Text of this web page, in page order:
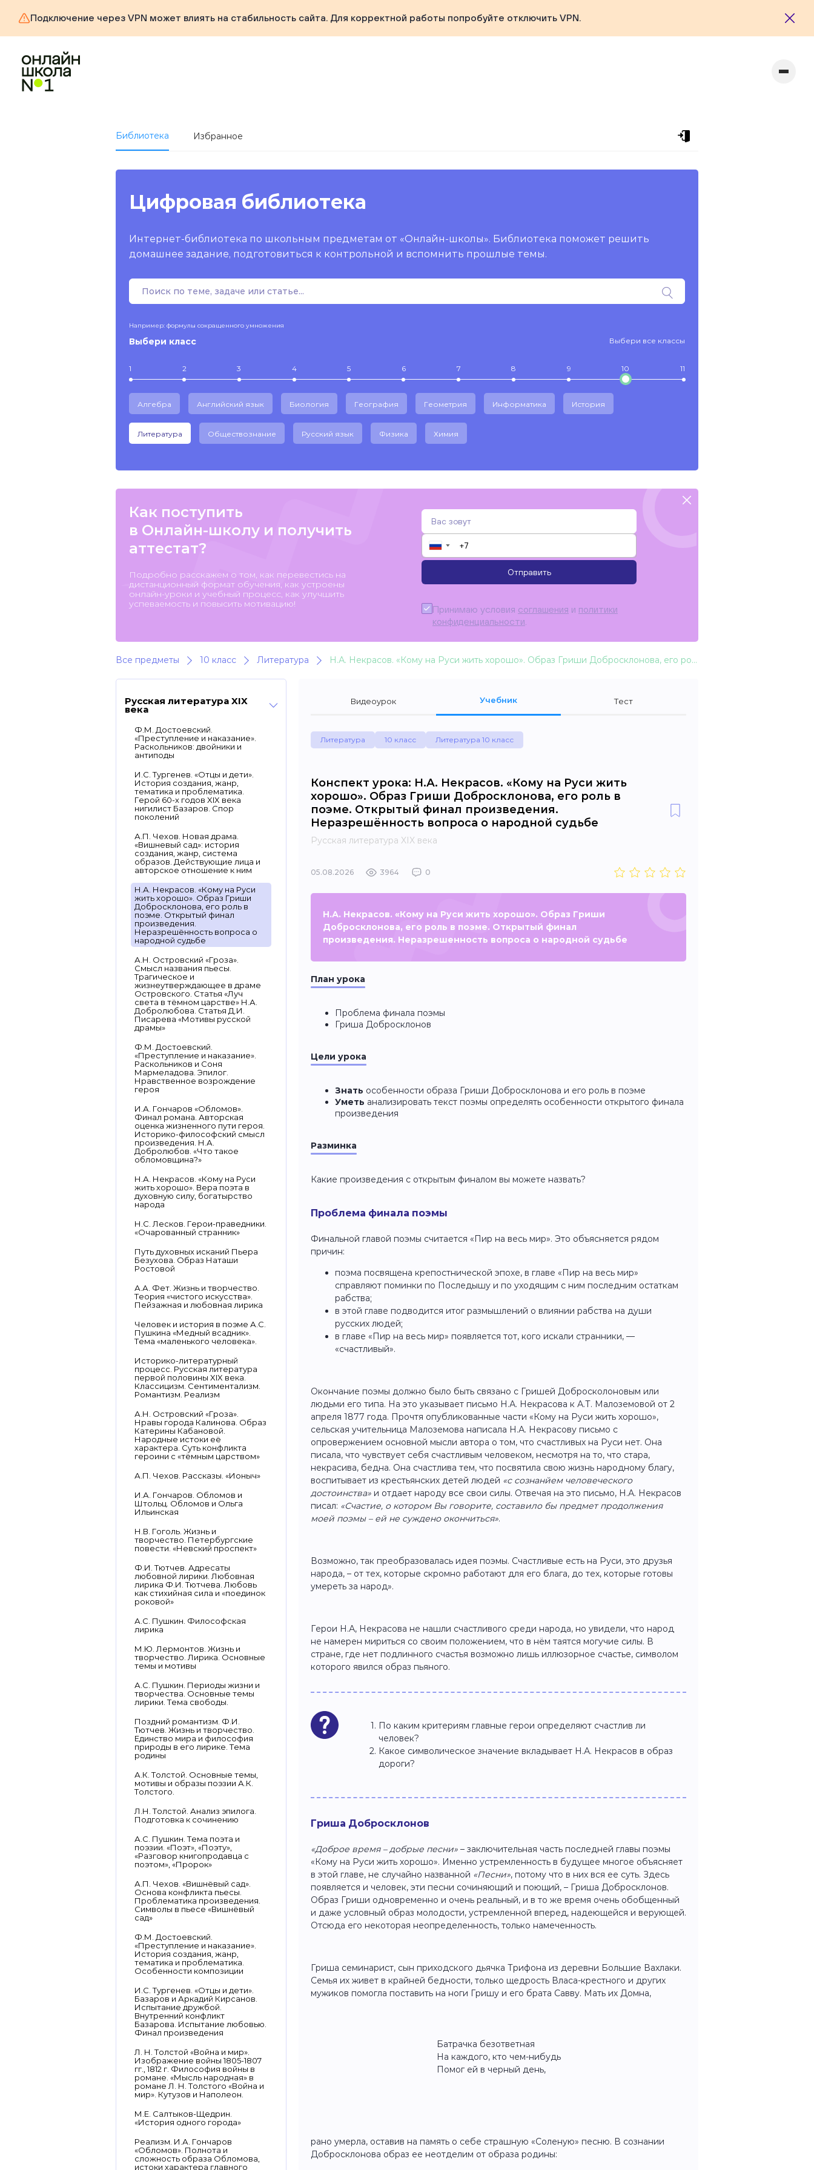
Подключение через VPN может влиять на стабильность сайта. Для корректной работы попробуйте отключить VPN.
Библиотека Избранное
Цифровая библиотека
Интернет-библиотека по школьным предметам от «Онлайн-школы». Библиотека поможет решить
домашнее задание, подготовиться к контрольной и вспомнить прошлые темы.
Например: формулы сокращенного умножения
Выбери класс Выбери все классы
1 2 3 4 5 6 7 8 9 10 11
Алгебра Английский язык Биология География Геометрия Информатика История
Литература Обществознание Русский язык Физика Химия
Как поступить
в Онлайн-школу и получить
аттестат?
Подробно расскажем о том, как перевестись на
дистанционный формат обучения, как устроены
онлайн-уроки и учебный процесс, как улучшить
успеваемость и повысить мотивацию!
▼
Отправить
Принимаю условия соглашения и политики
конфиденциальности
Все предметы 10 класс Литература Н.А. Некрасов. «Кому на Руси жить хорошо». Образ Гриши Добросклонова, его роль в поэме. Открытый финал произведения. Неразрешённость вопроса о народной судьбе
Русская литература XIX
века
Ф.М. Достоевский.
«Преступление и наказание».
Раскольников: двойники и
антиподы
И.С. Тургенев. «Отцы и дети».
История создания, жанр,
тематика и проблематика.
Герой 60-х годов XIX века
нигилист Базаров. Спор
поколений
А.П. Чехов. Новая драма.
«Вишневый сад»: история
создания, жанр, система
образов. Действующие лица и
авторское отношение к ним
Н.А. Некрасов. «Кому на Руси
жить хорошо». Образ Гриши
Добросклонова, его роль в
поэме. Открытый финал
произведения.
Неразрешённость вопроса о
народной судьбе
А.Н. Островский «Гроза».
Смысл названия пьесы.
Трагическое и
жизнеутверждающее в драме
Островского. Статья «Луч
света в тёмном царстве» Н.А.
Добролюбова. Статья Д.И.
Писарева «Мотивы русской
драмы»
Ф.М. Достоевский.
«Преступление и наказание».
Раскольников и Соня
Мармеладова. Эпилог.
Нравственное возрождение
героя
И.А. Гончаров «Обломов».
Финал романа. Авторская
оценка жизненного пути героя.
Историко-философский смысл
произведения. Н.А.
Добролюбов. «Что такое
обломовщина?»
Н.А. Некрасов. «Кому на Руси
жить хорошо». Вера поэта в
духовную силу, богатырство
народа
Н.С. Лесков. Герои-праведники.
«Очарованный странник»
Путь духовных исканий Пьера
Безухова. Образ Наташи
Ростовой
А.А. Фет. Жизнь и творчество.
Теория «чистого искусства».
Пейзажная и любовная лирика
Человек и история в поэме А.С.
Пушкина «Медный всадник».
Тема «маленького человека».
Историко-литературный
процесс. Русская литература
первой половины XIX века.
Классицизм. Сентиментализм.
Романтизм. Реализм
А.Н. Островский «Гроза».
Нравы города Калинова. Образ
Катерины Кабановой.
Народные истоки её
характера. Суть конфликта
героини с «тёмным царством»
А.П. Чехов. Рассказы. «Ионыч»
И.А. Гончаров. Обломов и
Штольц. Обломов и Ольга
Ильинская
Н.В. Гоголь. Жизнь и
творчество. Петербургские
повести. «Невский проспект»
Ф.И. Тютчев. Адресаты
любовной лирики. Любовная
лирика Ф.И. Тютчева. Любовь
как стихийная сила и «поединок
роковой»
А.С. Пушкин. Философская
лирика
М.Ю. Лермонтов. Жизнь и
творчество. Лирика. Основные
темы и мотивы
А.С. Пушкин. Периоды жизни и
творчества. Основные темы
лирики. Тема свободы.
Поздний романтизм. Ф.И.
Тютчев. Жизнь и творчество.
Единство мира и философия
природы в его лирике. Тема
родины
А.К. Толстой. Основные темы,
мотивы и образы поэзии А.К.
Толстого.
Л.Н. Толстой. Анализ эпилога.
Подготовка к сочинению
А.С. Пушкин. Тема поэта и
поэзии. «Поэт», «Поэту»,
«Разговор книгопродавца с
поэтом», «Пророк»
А.П. Чехов. «Вишнёвый сад».
Основа конфликта пьесы.
Проблематика произведения.
Символы в пьесе «Вишнёвый
сад»
Ф.М. Достоевский.
«Преступление и наказание».
История создания, жанр,
тематика и проблематика.
Особенности композиции
И.С. Тургенев. «Отцы и дети».
Базаров и Аркадий Кирсанов.
Испытание дружбой.
Внутренний конфликт
Базарова. Испытание любовью.
Финал произведения
Л. Н. Толстой «Война и мир».
Изображение войны 1805-1807
гг., 1812 г. Философия войны в
романе. «Мысль народная» в
романе Л. Н. Толстого «Война и
мир». Кутузов и Наполеон.
М.Е. Салтыков-Щедрин.
«История одного города»
Реализм. И.А. Гончаров
«Обломов». Полнота и
сложность образа Обломова,
истоки характера главного
Видеоурок Учебник Тест
Литература 10 класс Литература 10 класс
Конспект урока: Н.А. Некрасов. «Кому на Руси жить
хорошо». Образ Гриши Добросклонова, его роль в
поэме. Открытый финал произведения.
Неразрешённость вопроса о народной судьбе
Русская литература XIX века
05.08.2026 3964 0
Н.А. Некрасов. «Кому на Руси жить хорошо». Образ Гриши
Добросклонова, его роль в поэме. Открытый финал
произведения. Неразрешенность вопроса о народной судьбе
План урока
Проблема финала поэмы
Гриша Добросклонов
Цели урока
Знать особенности образа Гриши Добросклонова и его роль в поэме
Уметь анализировать текст поэмы определять особенности открытого финала
произведения
Разминка
Какие произведения с открытым финалом вы можете назвать?
Проблема финала поэмы
Финальной главой поэмы считается «Пир на весь мир». Это объясняется рядом
причин:
поэма посвящена крепостнической эпохе, в главе «Пир на весь мир»
справляют поминки по Последышу и по уходящим с ним последним остаткам
рабства;
в этой главе подводится итог размышлений о влиянии рабства на души
русских людей;
в главе «Пир на весь мир» появляется тот, кого искали странники, —
«счастливый».
Окончание поэмы должно было быть связано с Гришей Добросколоновым или
людьми его типа. На это указывает письмо Н.А. Некрасова к А.Т. Малоземовой от 2
апреля 1877 года. Прочтя опубликованные части «Кому на Руси жить хорошо»,
сельская учительница Малоземова написала Н.А. Некрасову письмо с
опровержением основной мысли автора о том, что счастливых на Руси нет. Она
писала, что чувствует себя счастливым человеком, несмотря на то, что стара,
некрасива, бедна. Она счастлива тем, что посвятила свою жизнь народному благу,
воспитывает из крестьянских детей людей «с сознанйем человеческого
достоинства» и отдает народу все свои силы. Отвечая на это письмо, Н.А. Некрасов
писал: «Счастие, о котором Вы говорите, составило бы предмет продолжения
моей поэмы – ей не суждено окончиться».
Возможно, так преобразовалась идея поэмы. Счастливые есть на Руси, это друзья
народа, – от тех, которые скромно работают для его блага, до тех, которые готовы
умереть за народ».
Герои Н.А, Некрасова не нашли счастливого среди народа, но увидели, что народ
не намерен мириться со своим положением, что в нём таятся могучие силы. В
стране, где нет подлинного счастья возможно лишь иллюзорное счастье, символом
которого явился образ пьяного.
По каким критериям главные герои определяют счастлив ли
человек?
Какое символическое значение вкладывает Н.А. Некрасов в образ
дороги?
Гриша Добросклонов
«Доброе время – добрые песни» – заключительная часть последней главы поэмы
«Кому на Руси жить хорошо». Именно устремленность в будущее многое объясняет
в этой главе, не случайно названной «Песни», потому что в них вся ее суть. Здесь
появляется и человек, эти песни сочиняющий и поющий, – Гриша Добросклонов.
Образ Гриши одновременно и очень реальный, и в то же время очень обобщенный
и даже условный образ молодости, устремленной вперед, надеющейся и верующей.
Отсюда его некоторая неопределенность, только намеченность.
Гриша семинарист, сын приходского дьячка Трифона из деревни Большие Вахлаки.
Семья их живет в крайней бедности, только щедрость Власа-крестного и других
мужиков помогла поставить на ноги Гришу и его брата Савву. Мать их Домна,
Батрачка безответная
На каждого, кто чем-нибудь
Помог ей в черный день,
рано умерла, оставив на память о себе страшную «Соленую» песню. В сознании
Добросклонова образ ее неотделим от образа родины: